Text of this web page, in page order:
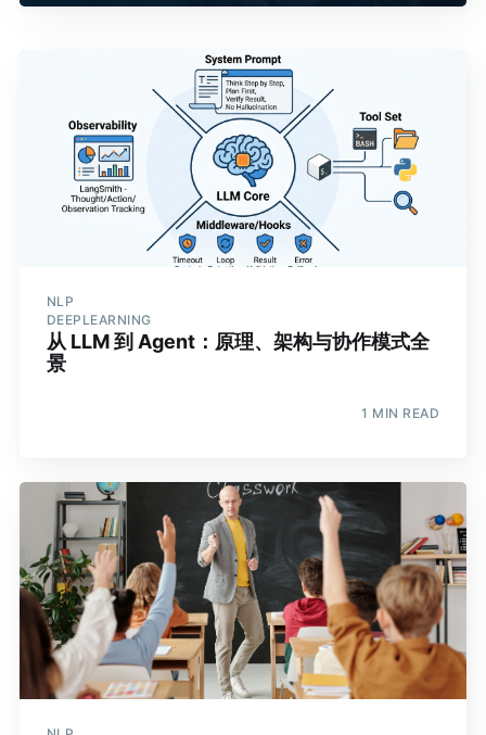
NLP
DEEPLEARNING
从 LLM 到 Agent：原理、架构与协作模式全
景
1 MIN READ